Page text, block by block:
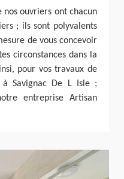
nos ouvriers ont chacun
; ils sont polyvalents
de vous concevoir
circonstances dans la
pour vos travaux de
Savignac De L Isle ;
entreprise Artisan